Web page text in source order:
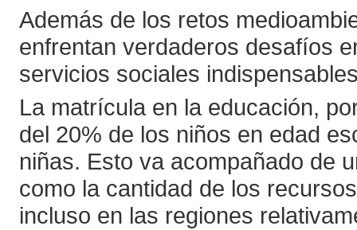
Además de los retos
enfrentan verdaderos desafíos
servicios sociales
La matrícula en la educación,
del 20% de los niños en edad
niñas. Esto va acompañado de
como la cantidad de los
incluso en las regiones